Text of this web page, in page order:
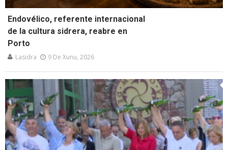
Endovélico, referente internacional
de la cultura sidrera, reabre en
Porto
Lasidra 9 De Xunu, 2026